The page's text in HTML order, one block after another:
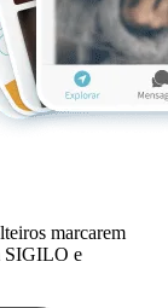
marcarem
SIGILO e